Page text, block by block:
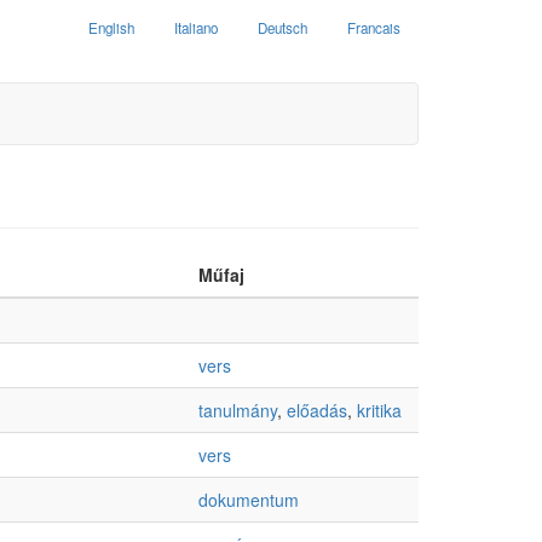
English Italiano Deutsch Francais
Műfaj
vers
tanulmány, előadás, kritika
vers
dokumentum